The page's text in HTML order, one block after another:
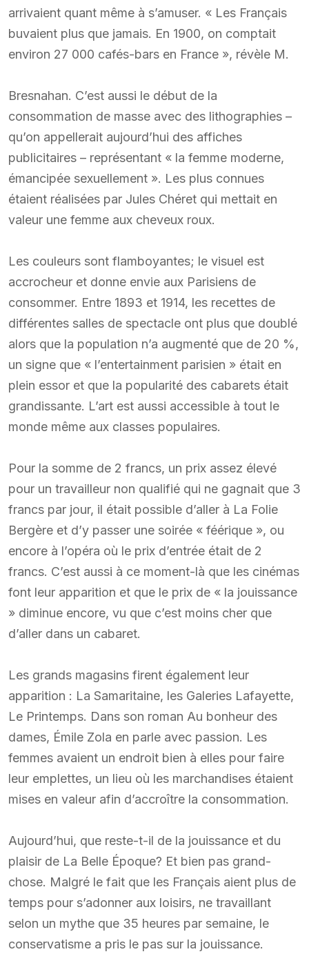
arrivaient quant même à s’amuser. « Les Français
buvaient plus que jamais. En 1900, on comptait
environ 27 000 cafés-bars en France », révèle M.
Bresnahan. C’est aussi le début de la
consommation de masse avec des lithographies –
qu’on appellerait aujourd’hui des affiches
publicitaires – représentant « la femme moderne,
émancipée sexuellement ». Les plus connues
étaient réalisées par Jules Chéret qui mettait en
valeur une femme aux cheveux roux.
Les couleurs sont flamboyantes; le visuel est
accrocheur et donne envie aux Parisiens de
consommer. Entre 1893 et 1914, les recettes de
différentes salles de spectacle ont plus que doublé
alors que la population n’a augmenté que de 20 %,
un signe que « l’entertainment parisien » était en
plein essor et que la popularité des cabarets était
grandissante. L’art est aussi accessible à tout le
monde même aux classes populaires.
Pour la somme de 2 francs, un prix assez élevé
pour un travailleur non qualifié qui ne gagnait que 3
francs par jour, il était possible d’aller à La Folie
Bergère et d’y passer une soirée « féérique », ou
encore à l’opéra où le prix d’entrée était de 2
francs. C’est aussi à ce moment-là que les cinémas
font leur apparition et que le prix de « la jouissance
» diminue encore, vu que c’est moins cher que
d’aller dans un cabaret.
Les grands magasins firent également leur
apparition : La Samaritaine, les Galeries Lafayette,
Le Printemps. Dans son roman Au bonheur des
dames, Émile Zola en parle avec passion. Les
femmes avaient un endroit bien à elles pour faire
leur emplettes, un lieu où les marchandises étaient
mises en valeur afin d’accroître la consommation.
Aujourd’hui, que reste-t-il de la jouissance et du
plaisir de La Belle Époque? Et bien pas grand-
chose. Malgré le fait que les Français aient plus de
temps pour s’adonner aux loisirs, ne travaillant
selon un mythe que 35 heures par semaine, le
conservatisme a pris le pas sur la jouissance.